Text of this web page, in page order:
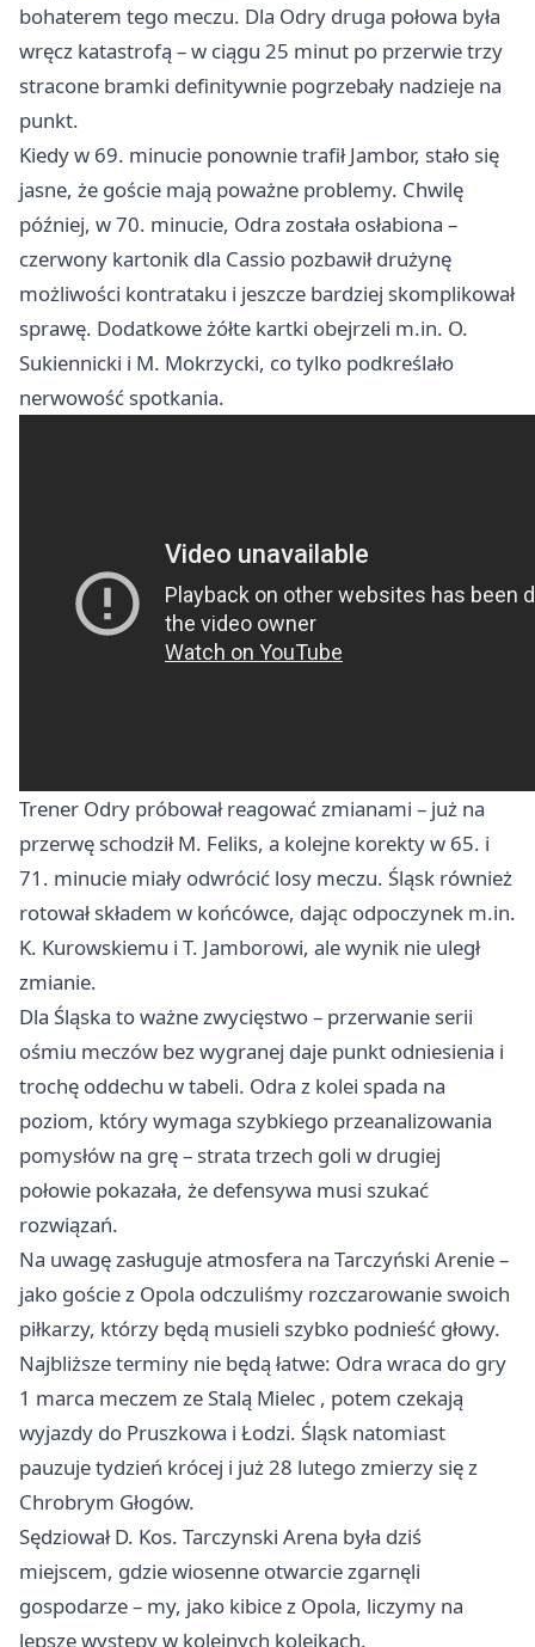
bohaterem tego meczu. Dla Odry druga połowa była
wręcz katastrofą – w ciągu 25 minut po przerwie trzy
stracone bramki definitywnie pogrzebały nadzieje na
punkt.
Kiedy w 69. minucie ponownie trafił Jambor, stało się
jasne, że goście mają poważne problemy. Chwilę
później, w 70. minucie, Odra została osłabiona –
czerwony kartonik dla Cassio pozbawił drużynę
możliwości kontrataku i jeszcze bardziej skomplikował
sprawę. Dodatkowe żółte kartki obejrzeli m.in. O.
Sukiennicki i M. Mokrzycki, co tylko podkreślało
nerwowość spotkania.
Trener Odry próbował reagować zmianami – już na
przerwę schodził M. Feliks, a kolejne korekty w 65. i
71. minucie miały odwrócić losy meczu. Śląsk również
rotował składem w końcówce, dając odpoczynek m.in.
K. Kurowskiemu i T. Jamborowi, ale wynik nie uległ
zmianie.
Dla Śląska to ważne zwycięstwo – przerwanie serii
ośmiu meczów bez wygranej daje punkt odniesienia i
trochę oddechu w tabeli. Odra z kolei spada na
poziom, który wymaga szybkiego przeanalizowania
pomysłów na grę – strata trzech goli w drugiej
połowie pokazała, że defensywa musi szukać
rozwiązań.
Na uwagę zasługuje atmosfera na Tarczyński Arenie –
jako goście z Opola odczuliśmy rozczarowanie swoich
piłkarzy, którzy będą musieli szybko podnieść głowy.
Najbliższe terminy nie będą łatwe: Odra wraca do gry
1 marca meczem ze Stalą Mielec , potem czekają
wyjazdy do Pruszkowa i Łodzi. Śląsk natomiast
pauzuje tydzień krócej i już 28 lutego zmierzy się z
Chrobrym Głogów.
Sędziował D. Kos. Tarczynski Arena była dziś
miejscem, gdzie wiosenne otwarcie zgarnęli
gospodarze – my, jako kibice z Opola, liczymy na
lepsze występy w kolejnych kolejkach.